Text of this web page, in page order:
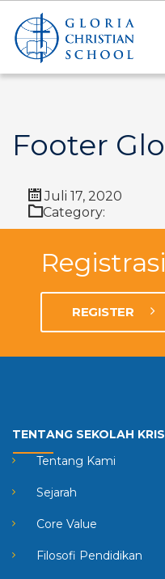
Footer
Juli 17, 2020
Category:
REGISTER
TENTANG SEKOLAH
Tentang Kami
Sejarah
Core Value
Filosofi Pendidikan